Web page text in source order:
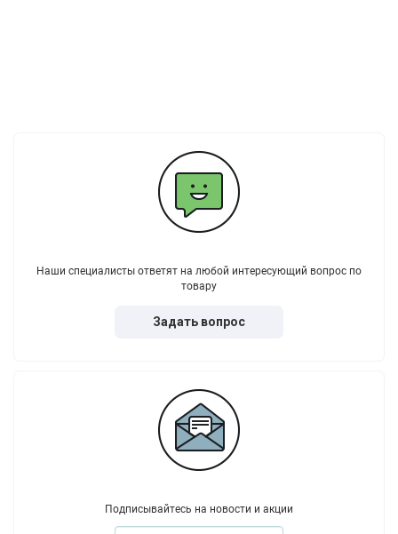
Наши специалисты ответят на любой интересующий вопрос по
товару
Задать вопрос
Подписывайтесь на новости и акции